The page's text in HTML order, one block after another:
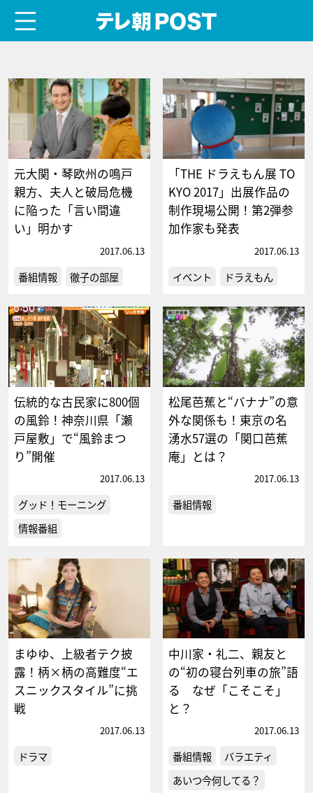
元大関・琴欧州の鳴戸
親方、夫人と破局危機
に陥った「言い間違
い」明かす
2017.06.13
番組情報 徹子の部屋
「THE ドラえもん展 TO
KYO 2017」出展作品の
制作現場公開！第2弾参
加作家も発表
2017.06.13
イベント ドラえもん
伝統的な古民家に800個
の風鈴！神奈川県「瀬
戸屋敷」で“風鈴まつ
り”開催
2017.06.13
グッド！モーニング
情報番組
松尾芭蕉と“バナナ”の意
外な関係も！東京の名
湧水57選の「関口芭蕉
庵」とは？
2017.06.13
番組情報
まゆゆ、上級者テク披
露！柄×柄の高難度“エ
スニックスタイル”に挑
戦
2017.06.13
ドラマ
中川家・礼二、親友と
の“初の寝台列車の旅”語
る なぜ「こそこそ」
と？
2017.06.13
番組情報
バラエティ
あいつ今何してる？